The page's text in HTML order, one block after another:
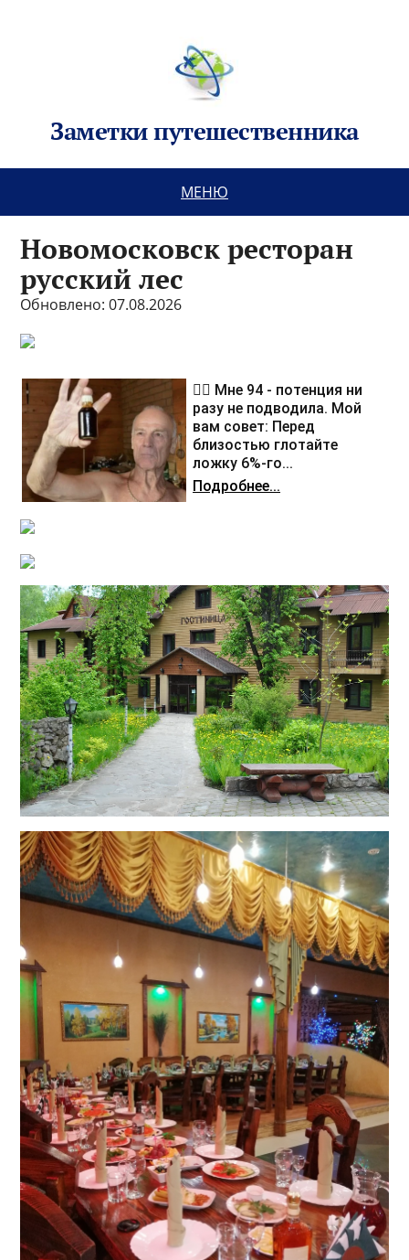
Заметки путешественника
МЕНЮ
Новомосковск ресторан
русский лес
Обновлено: 07.08.2026
❤️‍🔥 Мне 94 - потенция ни
разу не подводила. Мой
вам совет: Перед
близостью глотайте
ложку 6%-го...
Подробнее...